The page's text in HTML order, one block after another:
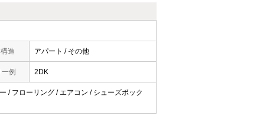
造 アパート / その他
例 2DK
/ フローリング / エアコン / シューズボック